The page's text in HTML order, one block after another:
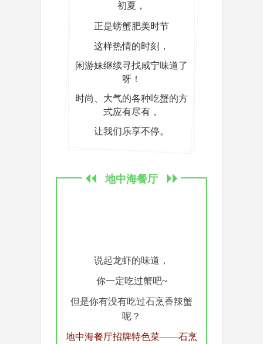
初夏，
正是螃蟹肥美时节
这样热情的时刻，
闲游妹继续寻找咸宁味道了
呀！
时尚、大气的各种吃蟹的方
式应有尽有，
让我们乐享不停。
地中海餐厅
说起龙虾的味道，
你一定吃过蟹吧~
但是你有没有吃过石烹香辣蟹
呢？
地中海餐厅招牌特色菜——石烹